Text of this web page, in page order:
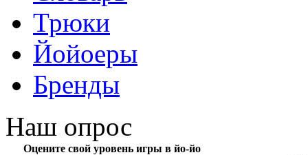
Трюки
Йойоеры
Бренды
Наш опрос
Оцените свой уровень игры в йо-йо